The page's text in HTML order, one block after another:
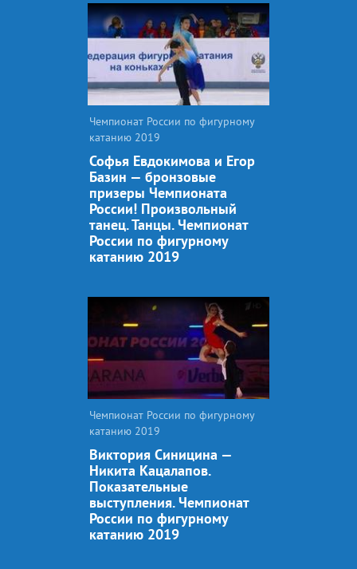
Чемпионат России по фигурному
катанию 2019
Софья Евдокимова и Егор
Базин — бронзовые
призеры Чемпионата
России! Произвольный
танец. Танцы. Чемпионат
России по фигурному
катанию 2019
Чемпионат России по фигурному
катанию 2019
Виктория Синицина —
Никита Кацалапов.
Показательные
выступления. Чемпионат
России по фигурному
катанию 2019